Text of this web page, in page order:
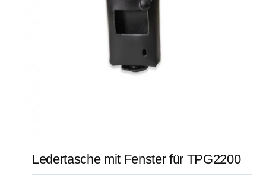
Ledertasche mit Fenster für TPG2200